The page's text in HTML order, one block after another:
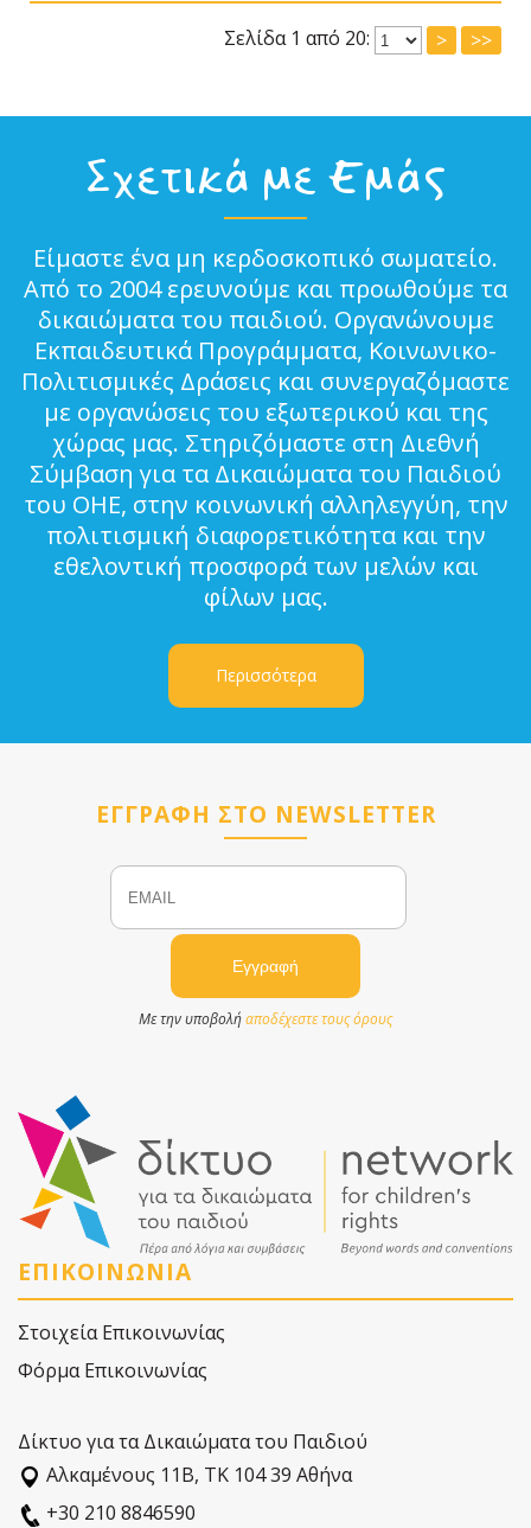
Σελίδα 1 από 20: > >>
Σχετικά με Εμάς
Είμαστε ένα μη κερδοσκοπικό σωματείο.
Από το 2004 ερευνούμε και προωθούμε τα
δικαιώματα του παιδιού. Οργανώνουμε
Εκπαιδευτικά Προγράμματα, Κοινωνικο-
Πολιτισμικές Δράσεις και συνεργαζόμαστε
με οργανώσεις του εξωτερικού και της
χώρας μας. Στηριζόμαστε στη Διεθνή
Σύμβαση για τα Δικαιώματα του Παιδιού
του ΟΗΕ, στην κοινωνική αλληλεγγύη, την
πολιτισμική διαφορετικότητα και την
εθελοντική προσφορά των μελών και
φίλων μας.
Περισσότερα
ΕΓΓΡΑΦΗ ΣΤΟ NEWSLETTER
Email
Με την υποβολήαποδέχεστε τους όρους
ΕΠΙΚΟΙΝΩΝΙΑ
Στοιχεία Επικοινωνίας
Φόρμα Επικοινωνίας
Δίκτυο για τα Δικαιώματα του Παιδιού
Αλκαµένους 11Β, ΤΚ 104 39 Αθήνα
+30 210 8846590